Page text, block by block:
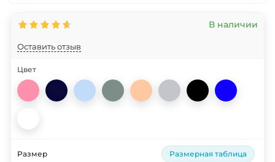
Оставить отзыв
В наличии
Цвет
Размер Размерная таблица